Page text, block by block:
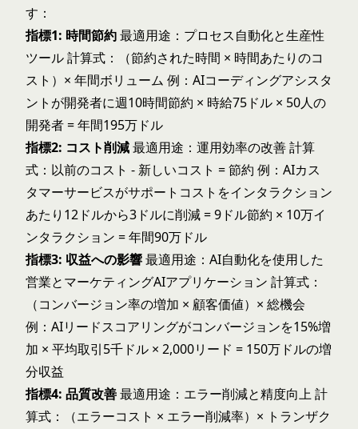
す：
指標1: 時間節約最適用途：プロセス自動化と生産性
ツール 計算式：（節約された時間 × 時間あたりのコ
スト）× 年間ボリューム 例：AIコーディングアシスタ
ントが開発者に週10時間節約 × 時給75ドル × 50人の
開発者 = 年間195万ドル
指標2: コスト削減最適用途：運用効率の改善 計算
式：以前のコスト - 新しいコスト = 節約 例：AIカス
タマーサービスがサポートコストをインタラクション
あたり12ドルから3ドルに削減 = 9ドル節約 × 10万イ
ンタラクション = 年間90万ドル
指標3: 収益への影響最適用途： AI自動化を使用した
営業とマーケティングAIアプリケーション 計算式：
（コンバージョン率の増加 × 顧客価値）× 総機会
例：AIリードスコアリングがコンバージョンを15%増
加 × 平均取引5千ドル × 2,000リード = 150万ドルの増
分収益
指標4: 品質改善最適用途：エラー削減と精度向上 計
算式：（エラーコスト × エラー削減率）× トランザク